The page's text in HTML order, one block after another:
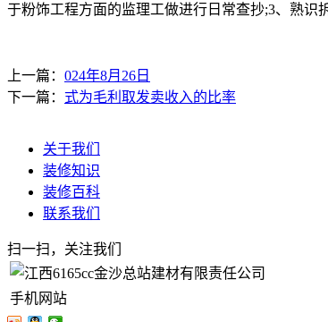
于粉饰工程方面的监理工做进行日常查抄;3、熟识
上一篇： 024年8月26日
下一篇： 式为毛利取发卖收入的比率
关于我们
装修知识
装修百科
联系我们
扫一扫，关注我们
手机网站